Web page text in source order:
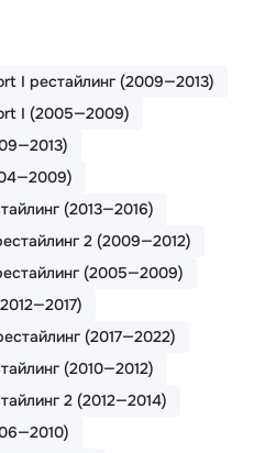
I рестайлинг (2009—2013)
I (2005—2009)
(2013—2016)
2 (2009—2012)
(2005—2009)
(2017—2022)
(2010—2012)
2 (2012—2014)